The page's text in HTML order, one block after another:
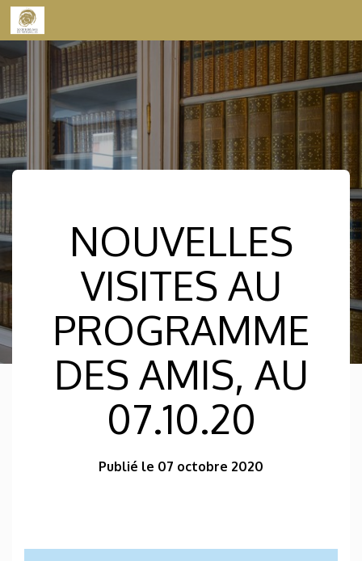
Skip to content
NOUVELLES
VISITES AU
PROGRAMME
DES AMIS, AU
07.10.20
Publié le 07 octobre 2020